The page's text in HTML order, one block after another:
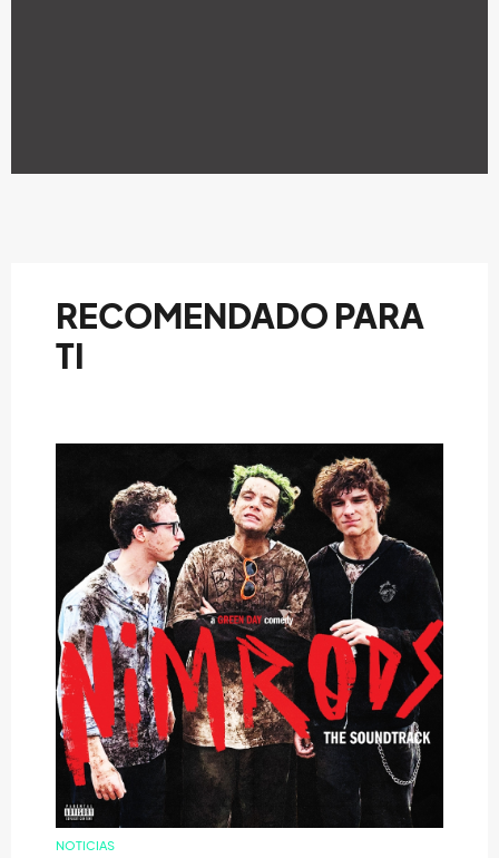
RECOMENDADO PARA
TI
NOTICIAS